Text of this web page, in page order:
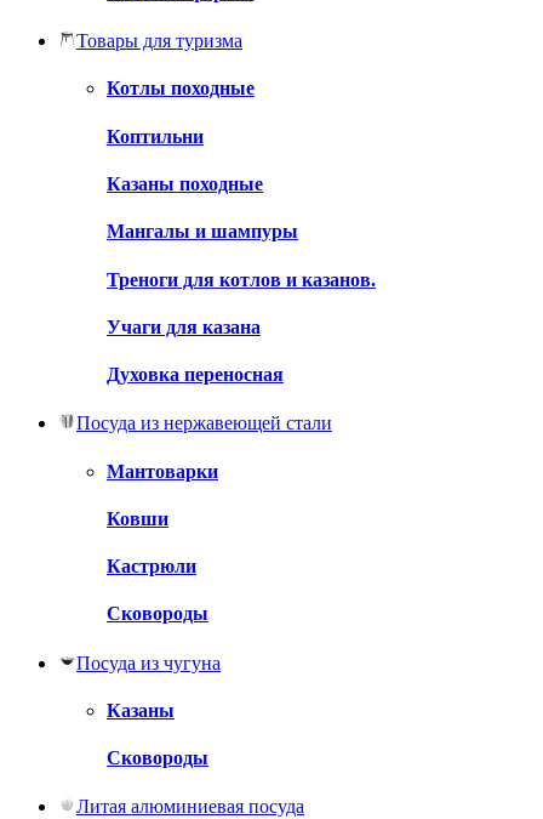
Товары для туризма
Котлы походные
Коптильни
Казаны походные
Мангалы и шампуры
Треноги для котлов и казанов.
Учаги для казана
Духовка переносная
Посуда из нержавеющей стали
Мантоварки
Ковши
Кастрюли
Сковороды
Посуда из чугуна
Казаны
Сковороды
Литая алюминиевая посуда